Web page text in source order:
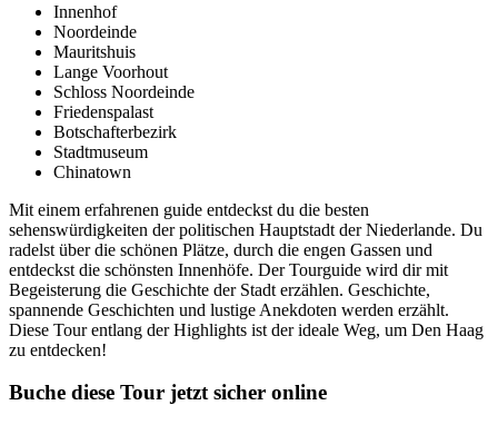
Innenhof
Noordeinde
Mauritshuis
Lange Voorhout
Schloss Noordeinde
Friedenspalast
Botschafterbezirk
Stadtmuseum
Chinatown
Mit einem erfahrenen guide entdeckst du die besten
sehenswürdigkeiten der politischen Hauptstadt der Niederlande. Du
radelst über die schönen Plätze, durch die engen Gassen und
entdeckst die schönsten Innenhöfe. Der Tourguide wird dir mit
Begeisterung die Geschichte der Stadt erzählen. Geschichte,
spannende Geschichten und lustige Anekdoten werden erzählt.
Diese Tour entlang der Highlights ist der ideale Weg, um Den Haag
zu entdecken!
Buche diese Tour jetzt sicher online